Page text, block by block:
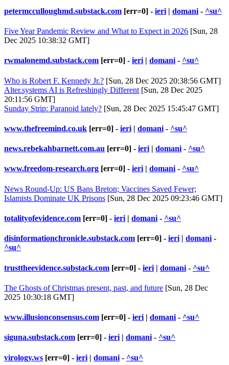
petermcculloughmd.substack.com [err=0] - ieri | domani - ^su^
Five Year Pandemic Review and What to Expect in 2026 [Sun, 28
Dec 2025 10:38:32 GMT]
rwmalonemd.substack.com [err=0] - ieri | domani - ^su^
Who is Robert F. Kennedy Jr.? [Sun, 28 Dec 2025 20:38:56 GMT]
Alter.systems AI is Refreshingly Different [Sun, 28 Dec 2025
20:11:56 GMT]
Sunday Strip: Paranoid lately? [Sun, 28 Dec 2025 15:45:47 GMT]
www.thefreemind.co.uk [err=0] - ieri | domani - ^su^
news.rebekahbarnett.com.au [err=0] - ieri | domani - ^su^
www.freedom-research.org [err=0] - ieri| domani- ^su^
News Round-Up: US Bans Breton; Vaccines Saved Fewer;
Islamists Dominate UK Prisons [Sun, 28 Dec 2025 09:23:46 GMT]
totalityofevidence.com [err=0] - ieri | domani - ^su^
disinformationchronicle.substack.com [err=0] - ieri | domani -
^su^
trusttheevidence.substack.com [err=0] - ieri | domani - ^su^
The Ghosts of Christmas present, past, and future [Sun, 28 Dec
2025 10:30:18 GMT]
www.illusionconsensus.com [err=0] - ieri | domani - ^su^
siguna.substack.com [err=0] - ieri | domani - ^su^
virology.ws [err=0] - ieri | domani - ^su^